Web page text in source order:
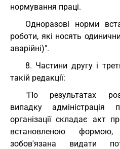
нормування праці.
Одноразові норми
роботи, які носять
аварійні)".
8. Частини другу і
такій редакції:
"По результатах
випадку адміністрація
організації складає акт
встановленою
зобов'язана видати